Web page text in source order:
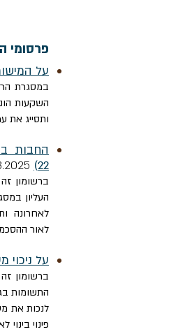
פרסומי
על המישור
במסגרת
השקעות
ותסייג את
22)
.2025
ברשומון
לאחרונה
לאור
על
ברשומון זה
לנכות את
פינוי